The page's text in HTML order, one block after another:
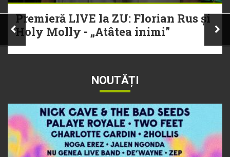
Premieră LIVE la ZU: Florian Rus și
Holy Molly - „Atâtea inimi”
NOUTĂȚI